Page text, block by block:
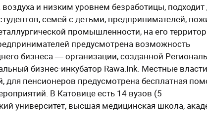
и низким уровнем безработицы, подходит
семей с детьми, предпринимателей,
промышленности, на его
предусмотрена возможность
бизнеса ― организации, созданной
бизнес-инкубатор Rawa.Ink. Местные власти
для пенсионеров предусмотрена бесплатная
В Катовице есть 14 вузов (5
университет, высшая медицинская школа,